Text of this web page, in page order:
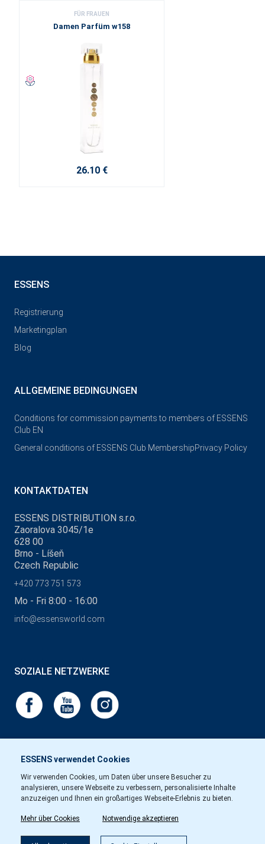
FÜR FRAUEN
Damen Parfüm w158
26.10 €
ESSENS verwendet Cookies
Wir verwenden Cookies, um Daten über unsere Besucher zu
analysieren, unsere Webseite zu verbessern, personalisierte Inhalte
anzuzeigen und Ihnen ein großartiges Webseite-Erlebnis zu bieten.
Mehr über Cookies Notwendige akzeptieren
ESSENS
Registrierung
Marketingplan
Blog
ALLGEMEINE BEDINGUNGEN
Conditions for commission payments to members of ESSENS
Club EN
General conditions of ESSENS Club MembershipPrivacy Policy
KONTAKTDATEN
ESSENS DISTRIBUTION s.r.o.
Zaoralova 3045/1e
628 00
Brno - Líšeň
Czech Republic
+420 773 751 573
Mo - Fri 8:00 - 16:00
info@essensworld.com
SOZIALE NETZWERKE